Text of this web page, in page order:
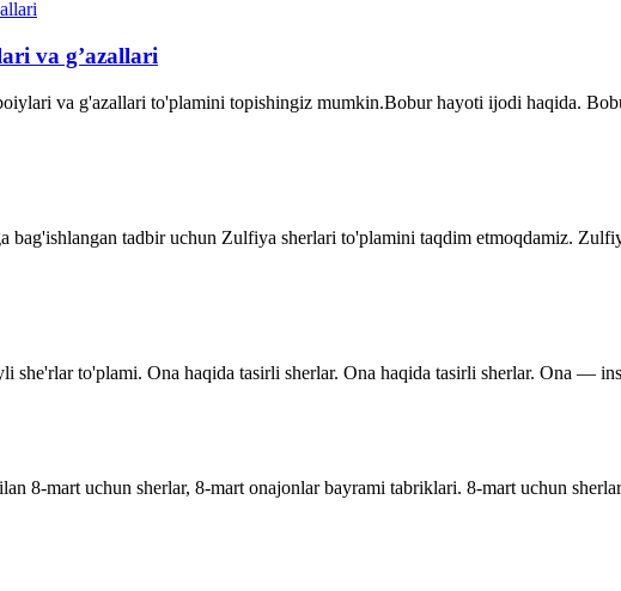
va g’azallari
va g'azallari to'plamini topishingiz mumkin.Bobur hayoti ijodi haqida.
tadbir uchun Zulfiya sherlari to'plamini taqdim etmoqdamiz.
she'rlar to'plami. Ona haqida tasirli sherlar. Ona haqida tasirli sherlar. Ona —
8-mart uchun sherlar, 8-mart onajonlar bayrami tabriklari. 8-mart uchun